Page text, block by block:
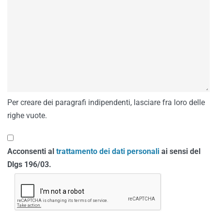
Per creare dei paragrafi indipendenti, lasciare fra loro delle
righe vuote.
Acconsenti al trattamento dei dati personali ai sensi del
Dlgs 196/03.